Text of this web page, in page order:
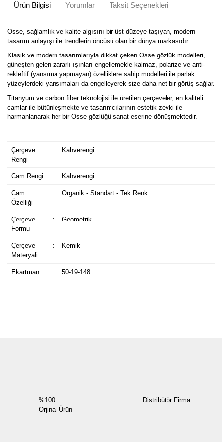
Ürün Bilgisi Yorumlar Taksit Seçenekleri
Osse, sağlamlık ve kalite algısını bir üst düzeye taşıyan, modern
tasarım anlayışı ile trendlerin öncüsü olan bir dünya markasıdır.
Klasik ve modern tasarımlarıyla dikkat çeken Osse gözlük modelleri,
güneşten gelen zararlı ışınları engellemekle kalmaz, polarize ve anti-
rekleftif (yansıma yapmayan) özelliklere sahip modelleri ile parlak
yüzeylerdeki yansımaları da engelleyerek size daha net bir görüş sağlar.
Titanyum ve carbon fiber teknolojisi ile üretilen çerçeveler, en kaliteli
camlar ile bütünleşmekte ve tasarımcılarının estetik zevki ile
harmanlanarak her bir Osse gözlüğü sanat eserine dönüşmektedir.
Çerçeve
Rengi
: Kahverengi
Cam Rengi : Kahverengi
Cam
Özelliği
: Organik - Standart - Tek Renk
Çerçeve
Formu
: Geometrik
Çerçeve
Materyali
: Kemik
Ekartman : 50-19-148
%100
Orjinal Ürün
Distribütör Firma